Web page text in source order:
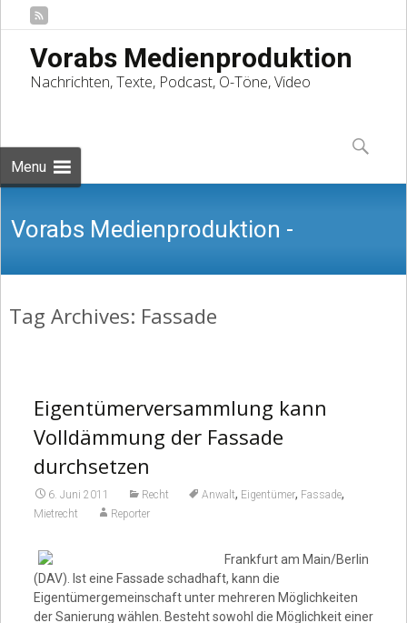
Vorabs Medienproduktion
Nachrichten, Texte, Podcast, O-Töne, Video
Menu
to
content
Suchen
nach:
Vorabs Medienproduktion -
Nachrichten, Texte, Podcast, O-Töne,
Video
Tag Archives: Fassade
Eigentümerversammlung kann
Volldämmung der Fassade
durchsetzen
6. Juni 2011 Recht Anwalt, Eigentümer, Fassade,
Mietrecht Reporter
Frankfurt am Main/Berlin
(DAV). Ist eine Fassade schadhaft, kann die
Eigentümergemeinschaft unter mehreren Möglichkeiten
der Sanierung wählen. Besteht sowohl die Möglichkeit einer